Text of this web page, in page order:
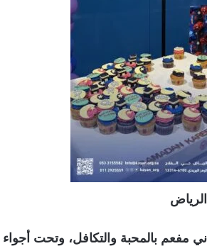
مفعم بالمحبة والتكافل، وتحت